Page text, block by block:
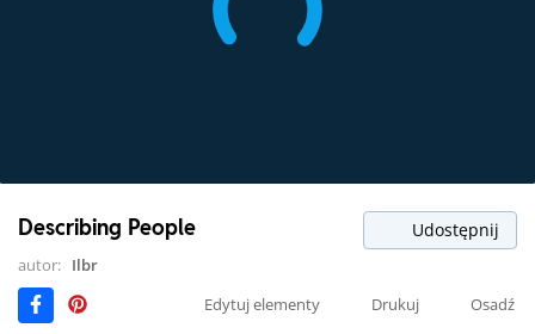
Describing People Udostępnij
autor: Ilbr
Edytuj elementy
Drukuj Osadź